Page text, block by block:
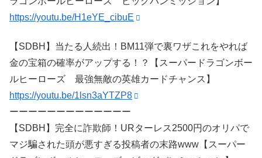
https://youtu.be/H1eYE_cibuE
【SDBH】当たる人続出！BM11弾で裏ワザこれをやれば
金の宝箱の確率がアップする！？【スーパードラゴンボー
ルヒーローズ 最強無敵の英雄カードチャンス】
https://youtu.be/1lsn3aYTZP8
ーーーーーーーーーーーーー
【SDBH】完全に詐欺師！URターレス2500円のオリパで
マジ騙された頭が悪すぎる投稿者の末路www【スーパー